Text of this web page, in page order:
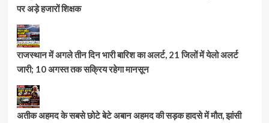
पर अड़े हजारों शिक्षक
राजस्थान में अगले तीन दिन भारी बारिश का अलर्ट, 21 जिलों में येलो अलर्ट
जारी; 10 अगस्त तक सक्रिय रहेगा मानसून
अतीक अहमद के सबसे छोटे बेटे अबान अहमद की सड़क हादसे में मौत, झांसी